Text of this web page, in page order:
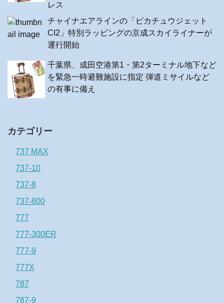
レス
チャイナエアラインの「ピカチュウジェット
CI2」特別ラッピングの京成スカイライナーが
運行開始
千葉県、成田空港第1・第2ターミナル地下など
を緊急一時避難施設に指定 弾道ミサイルなど
の有事に備え
カテゴリー
737 MAX
737-10
737-8
737-800
777
777-300ER
777-9
777X
787
787-9